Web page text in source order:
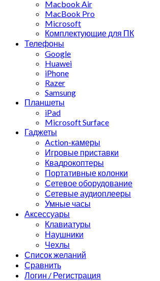
Macbook Air
MacBook Pro
Microsoft
Комплектующие для ПК
Телефоны
Google
Huawei
iPhone
Razer
Samsung
Планшеты
iPad
Microsoft Surface
Гаджеты
Action-камеры
Игровые приставки
Квадрокоптеры
Портативные колонки
Сетевое оборудование
Сетевые аудиоплееры
Умные часы
Аксессуары
Клавиатуры
Наушники
Чехлы
Список желаний
Сравнить
Логин / Регистрация